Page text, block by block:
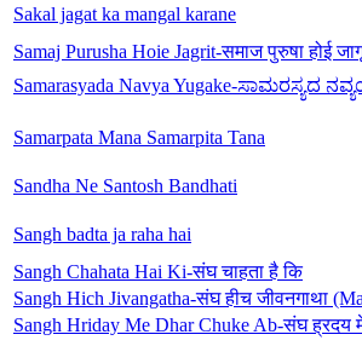
Sakal jagat ka mangal karane
Samaj Purusha Hoie Jagrit-समाज पुरुषा होई
Samarasyada Navya Yugake-ಸಾಮರಸ್ಯದ
Samarpata Mana Samarpita Tana
Sandha Ne Santosh Bandhati
Sangh badta ja raha hai
Sangh Chahata Hai Ki-संघ चाहता है कि
Sangh Hich Jivangatha-संघ हीच जीवनगाथा
Sangh Hriday Me Dhar Chuke Ab-संघ ह्रदय